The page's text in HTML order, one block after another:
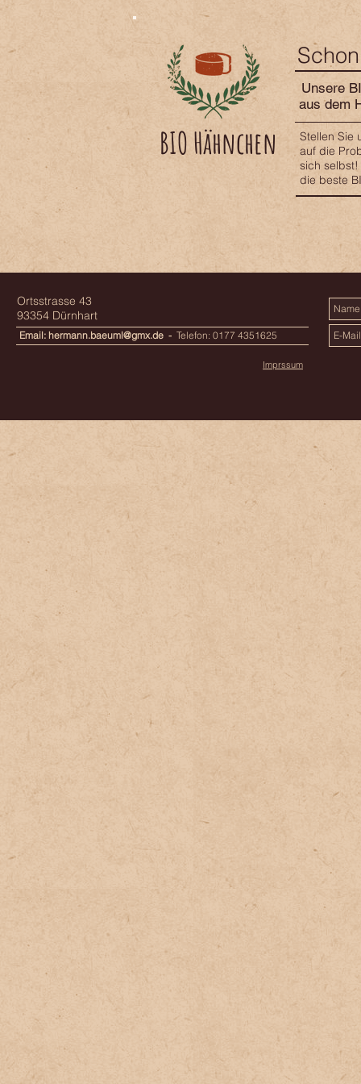
Stellen Sie
auf die
sich
die beste
BIO Hähnchen
Unsere
aus dem
Ortsstrasse 43
93354 Dürnhart
Email: hermann.baeuml@gmx.de - Telefon: 0177 4351625
Imprssum